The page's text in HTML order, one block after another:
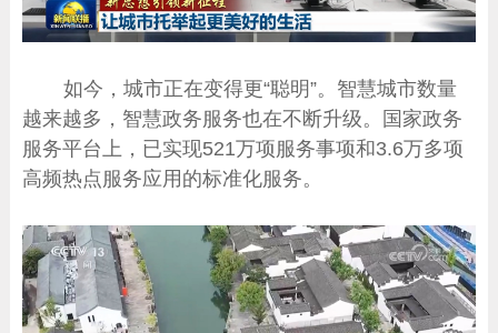
如今，城市正在变得更“聪明”。智慧城市数量
越来越多，智慧政务服务也在不断升级。国家政务
服务平台上，已实现521万项服务事项和3.6万多项
高频热点服务应用的标准化服务。